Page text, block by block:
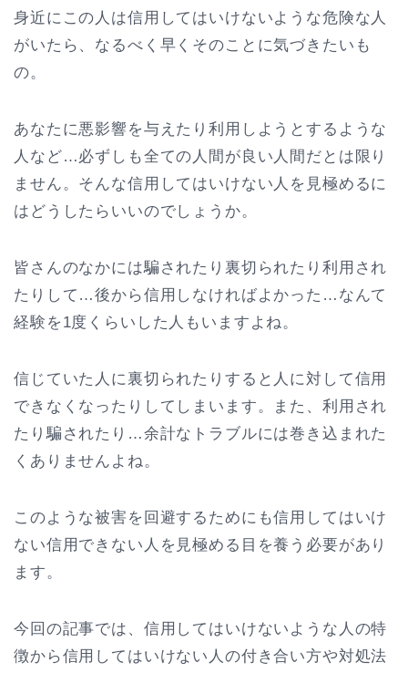
身近にこの人は信用してはいけないような危険な人
がいたら、なるべく早くそのことに気づきたいも
の。
あなたに悪影響を与えたり利用しようとするような
人など…必ずしも全ての人間が良い人間だとは限り
ません。そんな信用してはいけない人を見極めるに
はどうしたらいいのでしょうか。
皆さんのなかには騙されたり裏切られたり利用され
たりして…後から信用しなければよかった…なんて
経験を1度くらいした人もいますよね。
信じていた人に裏切られたりすると人に対して信用
できなくなったりしてしまいます。また、利用され
たり騙されたり…余計なトラブルには巻き込まれた
くありませんよね。
このような被害を回避するためにも信用してはいけ
ない信用できない人を見極める目を養う必要があり
ます。
今回の記事では、信用してはいけないような人の特
徴から信用してはいけない人の付き合い方や対処法